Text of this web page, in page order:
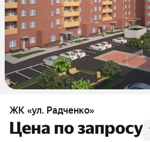
ЖК «ул. Радченко»
Цена по запросу